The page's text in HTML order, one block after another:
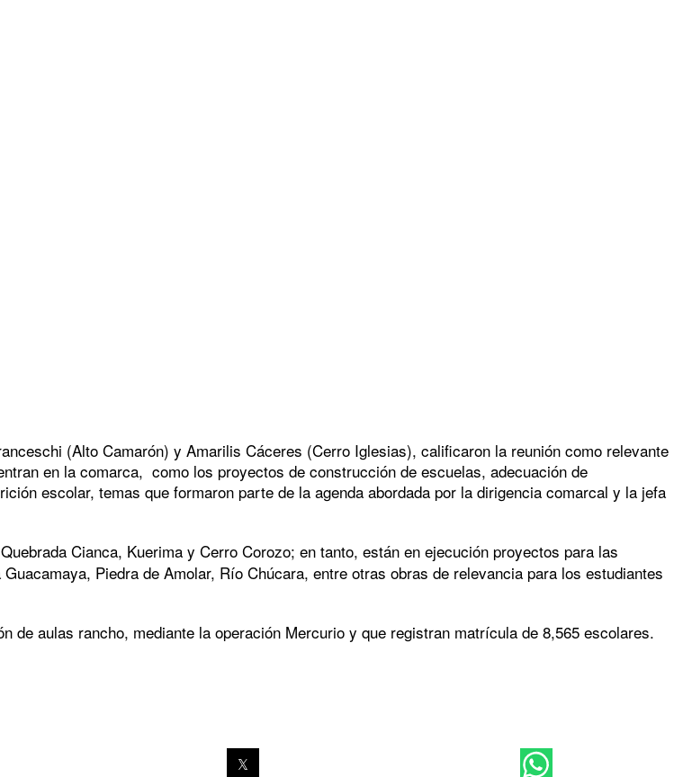
(Alto Camarón) y Amarilis Cáceres (Cerro Iglesias), calificaron la reunión como relevante
en la comarca, como los proyectos de construcción de escuelas, adecuación de
escolar, temas que formaron parte de la agenda abordada por la dirigencia comarcal y la jefa
Cianca, Kuerima y Cerro Corozo; en tanto, están en ejecución proyectos para las
Piedra de Amolar, Río Chúcara, entre otras obras de relevancia para los estudiantes
de aulas rancho, mediante la operación Mercurio y que registran matrícula de 8,565 escolares.